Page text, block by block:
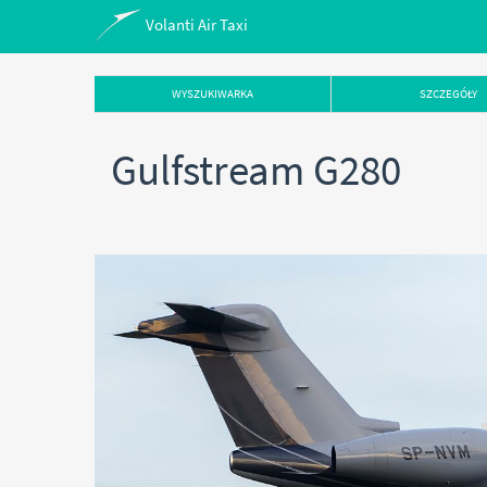
Volanti Air Taxi
WYSZUKIWARKA SZCZEGÓŁY
Gulfstream G280